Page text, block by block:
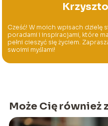
Cześć! W moich wpisach dzielę
poradami i inspiracjami, które
pełni cieszyć się życiem.
swoimi myślami!
Może Cię również